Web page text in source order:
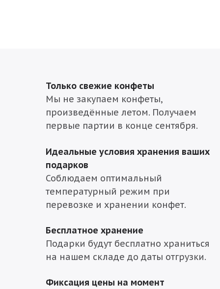
Только свежие конфеты
Мы не закупаем конфеты,
произведённые летом. Получаем
первые партии в конце сентября.
Идеальные условия хранения ваших
подарков
Соблюдаем оптимальный
температурный режим при
перевозке и хранении конфет.
Бесплатное хранение
Подарки будут бесплатно храниться
на нашем складе до даты отгрузки.
Фиксация цены на момент